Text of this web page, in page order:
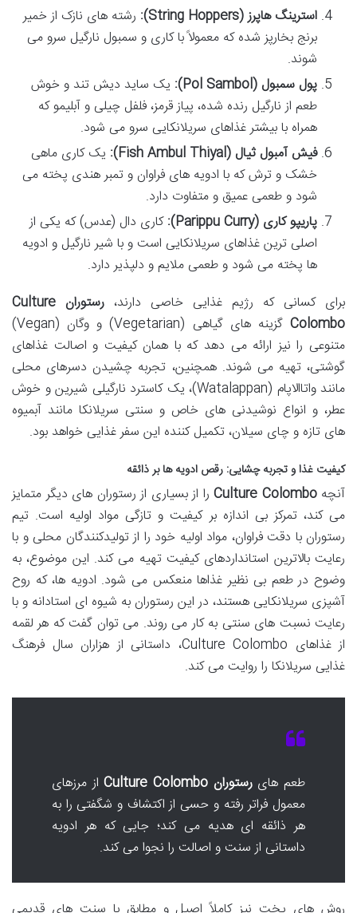
استرینگ هاپرز (String Hoppers):
رشته های نازک از خمیر
برنج بخارپز شده که معمولاً با کاری و سمبول نارگیل سرو می
شوند.
پول سمبول (Pol Sambol):
یک ساید دیش تند و خوش
طعم از نارگیل رنده شده، پیاز قرمز، فلفل چیلی و آبلیمو که
همراه با بیشتر غذاهای سریلانکایی سرو می شود.
فیش آمبول ثیال (Fish Ambul Thiyal):
یک کاری ماهی
خشک و ترش که با ادویه های فراوان و تمبر هندی پخته می
شود و طعمی عمیق و متفاوت دارد.
پاریپو کاری (Parippu Curry):
کاری دال (عدس) که یکی از
اصلی ترین غذاهای سریلانکایی است و با شیر نارگیل و ادویه
ها پخته می شود و طعمی ملایم و دلپذیر دارد.
برای کسانی که رژیم غذایی خاصی دارند،
رستوران Culture
Colombo
گزینه های گیاهی (Vegetarian) و وگان (Vegan)
متنوعی را نیز ارائه می دهد که با همان کیفیت و اصالت غذاهای
گوشتی، تهیه می شوند. همچنین، تجربه چشیدن دسرهای محلی
مانند واتاالاپام (Watalappan)، یک کاسترد نارگیلی شیرین و خوش
عطر، و انواع نوشیدنی های خاص و سنتی سریلانکا مانند آبمیوه
های تازه و چای سیلان، تکمیل کننده این سفر غذایی خواهد بود.
کیفیت غذا و تجربه چشایی: رقص ادویه ها بر ذائقه
آنچهCulture Colombo را از بسیاری از رستوران های دیگر متمایز
می کند، تمرکز بی اندازه بر کیفیت و تازگی مواد اولیه است. تیم
رستوران با دقت فراوان، مواد اولیه خود را از تولیدکنندگان محلی و با
رعایت بالاترین استانداردهای کیفیت تهیه می کند. این موضوع، به
وضوح در طعم بی نظیر غذاها منعکس می شود. ادویه ها، که روح
آشپزی سریلانکایی هستند، در این رستوران به شیوه ای استادانه و با
رعایت نسبت های سنتی به کار می روند. می توان گفت که هر لقمه
از غذاهای Culture Colombo، داستانی از هزاران سال فرهنگ
غذایی سریلانکا را روایت می کند.
طعم هایرستوران Culture Colombo
از مرزهای
معمول فراتر رفته و حسی از اکتشاف و شگفتی را به
هر ذائقه ای هدیه می کند؛ جایی که هر ادویه
داستانی از سنت و اصالت را نجوا می کند.